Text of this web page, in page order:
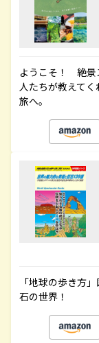
ようこそ！ 絶景
人たちが教えて
旅へ。
「地球の歩き方
石の世界！